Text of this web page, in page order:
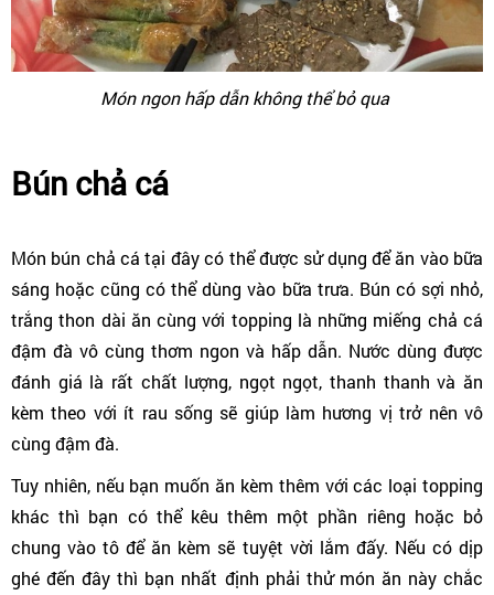
Món ngon hấp dẫn không thể bỏ qua
Bún chả cá
Món bún chả cá tại đây có thể được sử dụng để ăn vào bữa
sáng hoặc cũng có thể dùng vào bữa trưa. Bún có sợi nhỏ,
trắng thon dài ăn cùng với topping là những miếng chả cá
đậm đà vô cùng thơm ngon và hấp dẫn. Nước dùng được
đánh giá là rất chất lượng, ngọt ngọt, thanh thanh và ăn
kèm theo với ít rau sống sẽ giúp làm hương vị trở nên vô
cùng đậm đà.
Tuy nhiên, nếu bạn muốn ăn kèm thêm với các loại topping
khác thì bạn có thể kêu thêm một phần riêng hoặc bỏ
chung vào tô để ăn kèm sẽ tuyệt vời lắm đấy. Nếu có dịp
ghé đến đây thì bạn nhất định phải thử món ăn này chắc